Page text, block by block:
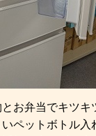
お弁当でキツキ
ペットボトル入